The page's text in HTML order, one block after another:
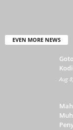
EVEN MORE NEWS
Aug